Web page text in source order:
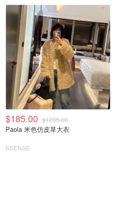
$185.00 $1235.00
Paola 米色仿皮草大衣
SSENSE